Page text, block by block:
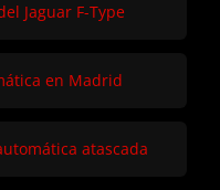
Jaguar F-Type
en Madrid
atascada